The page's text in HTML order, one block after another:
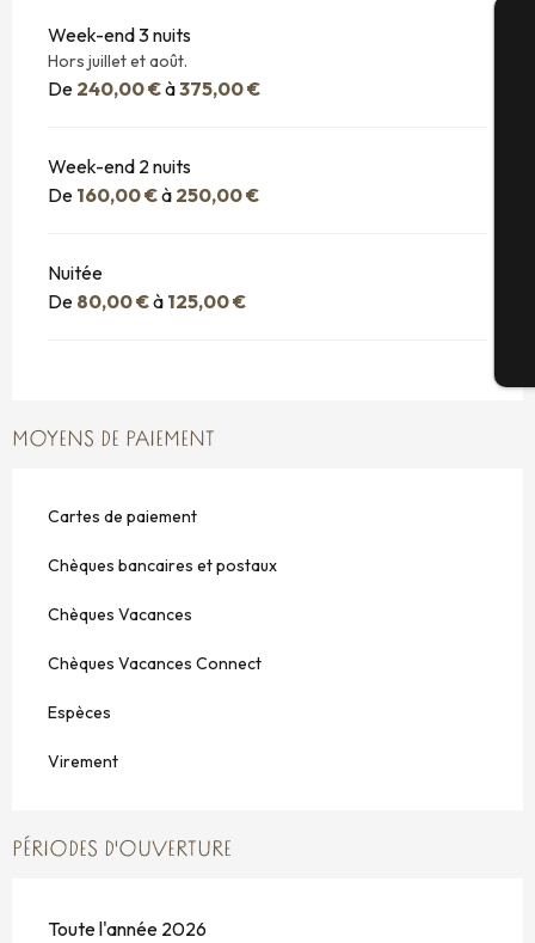
Week-end 3 nuits
Hors juillet et août.
De 240,00 €à375,00 €
Week-end 2 nuits
De 160,00 €à 250,00 €
Nuitée
De 80,00 €à 125,00 €
MOYENS DE PAIEMENT
Cartes de paiement
Chèques bancaires et postaux
Chèques Vacances
Chèques Vacances Connect
Espèces
Virement
PÉRIODES D'OUVERTURE
Toute l'année 2026